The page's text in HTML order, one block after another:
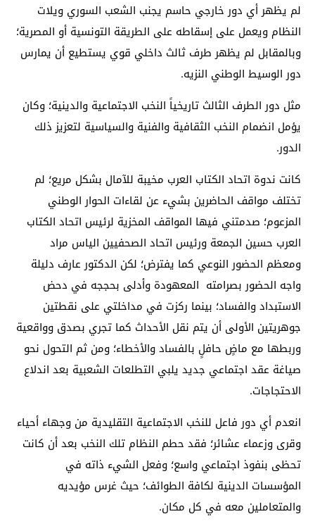
لم يظهر أي دور خارجي حاسم يجنب الشعب السوري ويلات
النظام ويعمل على إسقاطه على الطريقة التونسية أو المصرية؛
وبالمقابل لم يظهر طرف ثالث داخلي قوي يستطيع أن يمارس
دور الوسيط الوطني النزيه.
مثل دور الطرف الثالث تاريخياً النخب الاجتماعية والدينية؛ وكان
يؤمل انضمام النخب الثقافية والفنية والسياسية لتعزيز ذلك
الدور.
كانت ندوة اتحاد الكتاب العرب مخيبة للآمال بشكل مريع؛ لم
تختلف مواقف الحاضرين بشيء عن لقاءات الحوار الوطني
المزعوم؛ صدمتني فيها المواقف المخزية لرئيس اتحاد الكتاب
العرب حسين الجمعة ورئيس اتحاد الصحفيين الياس مراد
ومعظم الحضور النوعي كما يفترض؛ لكن الدكتور عارف دليلة
واجه الحضور بصرامته المعهودة وأدلى بحججه في دحض
الاستبداد والفساد؛ بينما ركزت في مداخلتي على نقطتين
جوهريتين الأولى أن يتم نقل الأحداث كما تجري بصدق وواقعية
وربطها مع ماضٍ حافلٍ بالفساد والأخطاء؛ ومن ثم التحول نحو
صياغة عقد اجتماعي جديد يلبي التطلعات الشعبية بعد اندلاع
الاحتجاجات.
انعدم أي دور فاعل للنخب الاجتماعية التقليدية من وجهاء أحياء
وقرى وزعماء عشائر؛ فقد حطم النظام تلك النخب بعد أن كانت
تحظى بنفوذ اجتماعي واسع؛ وفعل الشيء ذاته في
المؤسسات الدينية لكافة الطوائف؛ حيث غرس مؤيديه
والمتعاملين معه في كل مكان.